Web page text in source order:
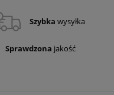
Szybka wysyłka
Sprawdzona jakość